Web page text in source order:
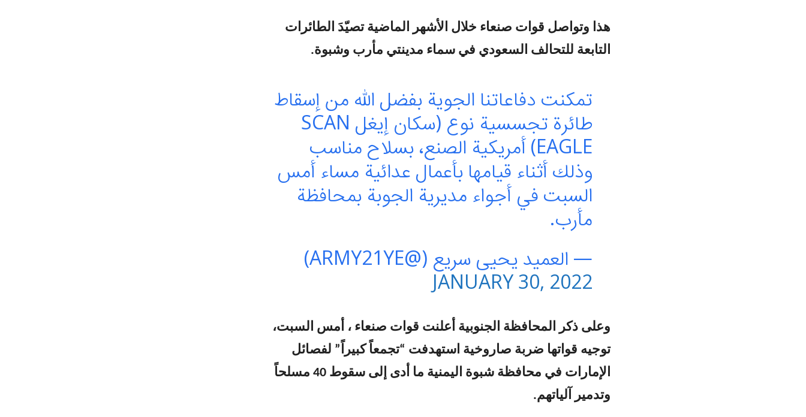
هذا وتواصل قوات صنعاء خلال الأشهر الماضية تصيّدَ الطائرات
التابعة للتحالف السعودي في سماء مدينتي مأرب وشبوة.
تمكنت دفاعاتنا الجوية بفضل الله من إسقاط
طائرة تجسسية نوع (سكان إيغل SCAN
EAGLE) أمريكية الصنع، بسلاح مناسب
وذلك أثناء قيامها بأعمال عدائية مساء أمس
السبت في أجواء مديرية الجوبة بمحافظة
مأرب.
— العميد يحيى سريع (@ARMY21YE)
JANUARY 30, 2022
وعلى ذكر المحافظة الجنوبية أعلنت قوات صنعاء ، أمس السبت،
توجيه قواتها ضربة صاروخية استهدفت “تجمعاً كبيراً” لفصائل
الإمارات في محافظة شبوة اليمنية ما أدى إلى سقوط 40 مسلحاً
وتدمير آلياتهم.